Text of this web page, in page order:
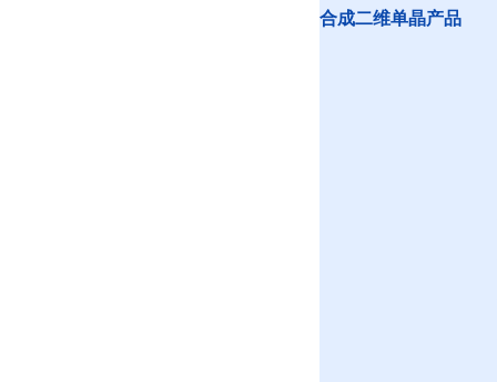
合成二维单晶产品